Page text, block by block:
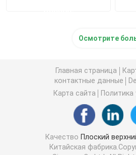
Осмотрите
Главная страница
контактные данные
Карта сайта
Политика
Качество Плоский
Китайская